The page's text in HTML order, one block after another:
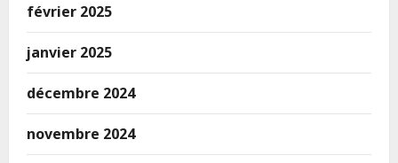
février 2025
janvier 2025
décembre 2024
novembre 2024